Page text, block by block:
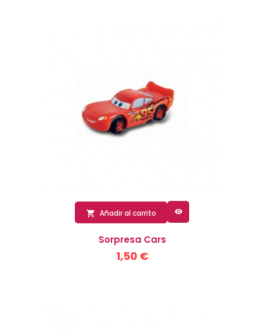
 Añadir al carrito 
Sorpresa Cars
1,50 €